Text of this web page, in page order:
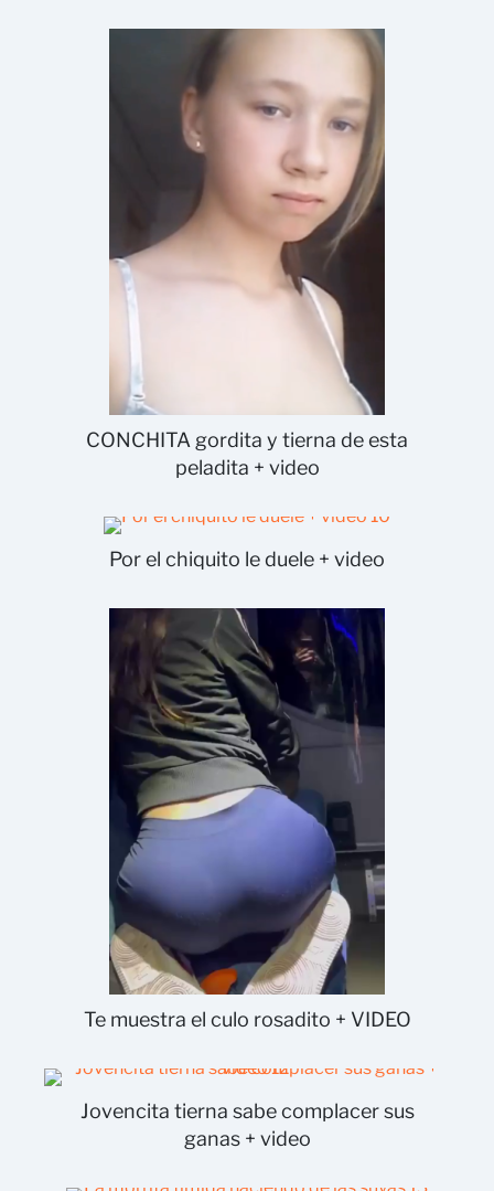
CONCHITA gordita y tierna de esta
peladita + video
Por el chiquito le duele + video
Te muestra el culo rosadito + VIDEO
Jovencita tierna sabe complacer sus
ganas + video